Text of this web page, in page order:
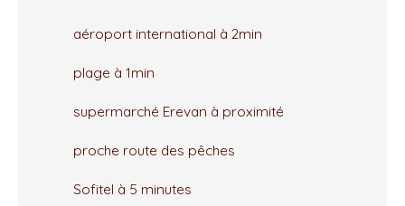
aéroport international à 2min
plage à 1min
supermarché Erevan à proximité
proche route des pêches
Sofitel à 5 minutes